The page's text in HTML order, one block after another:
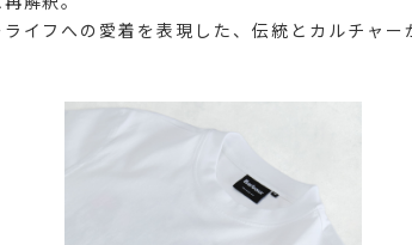
イフへの愛着を表現した、伝統とカルチャー